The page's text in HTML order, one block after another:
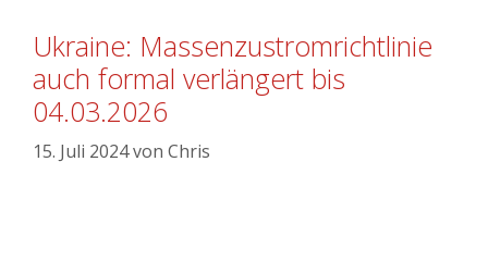
Ukraine: Massenzustromrichtlinie
auch formal verlängert bis
04.03.2026
15. Juli 2024von Chris